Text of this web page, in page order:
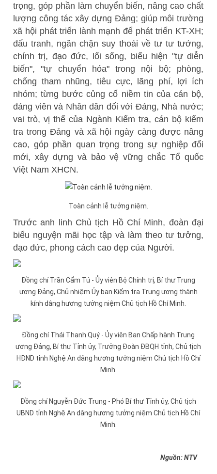
trọng, góp phần làm chuyển biến, nâng cao chất
lượng công tác xây dựng Đảng; giúp môi trường
xã hội phát triển lành mạnh để phát triển KT-XH;
đấu tranh, ngăn chặn suy thoái về tư tư tưởng,
chính trị, đạo đức, lối sống, biểu hiện "tự diễn
biến", "tự chuyển hóa" trong nội bộ; phòng,
chống tham nhũng, tiêu cực, lãng phí, lợi ích
nhóm; từng bước củng cố niềm tin của cán bộ,
đảng viên và Nhân dân đối với Đảng, Nhà nước;
vai trò, vị thế của Ngành Kiểm tra, cán bộ kiểm
tra trong Đảng và xã hội ngày càng được nâng
cao, góp phần quan trọng trong sự nghiệp đổi
mới, xây dựng và bảo vệ vững chắc Tổ quốc
Việt Nam XHCN.
Toàn cảnh lễ tưởng niệm.
Trước anh linh Chủ tịch Hồ Chí Minh, đoàn đại
biểu nguyện mãi học tập và làm theo tư tưởng,
đạo đức, phong cách cao đẹp của Người.
Đồng chí Trần Cẩm Tú - Ủy viên Bộ Chính trị, Bí thư Trung
ương Đảng, Chủ nhiệm Ủy ban Kiểm tra Trung ương thành
kính dâng hương tưởng niệm Chủ tịch Hồ Chí Minh.
Đồng chí Thái Thanh Quý - Ủy viên Ban Chấp hành Trung
ương Đảng, Bí thư Tỉnh ủy, Trưởng Đoàn ĐBQH tỉnh, Chủ tịch
HĐND tỉnh Nghệ An dâng hương tưởng niệm Chủ tịch Hồ Chí
Minh.
Đồng chí Nguyễn Đức Trung - Phó Bí thư Tỉnh ủy, Chủ tịch
UBND tỉnh Nghệ An dâng hương tưởng niệm Chủ tịch Hồ Chí
Minh.
Nguồn: NTV